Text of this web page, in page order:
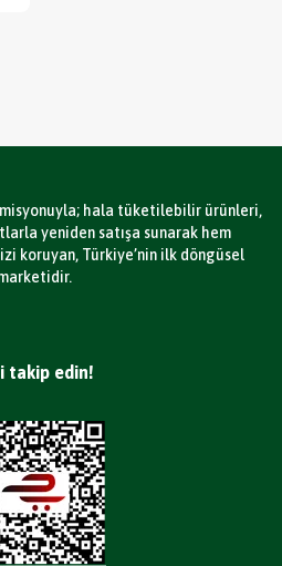
misyonuyla; hala tüketilebilir ürünleri,
yeniden satışa sunarak hem
koruyan, Türkiye’nin ilk döngüsel
takip edin!